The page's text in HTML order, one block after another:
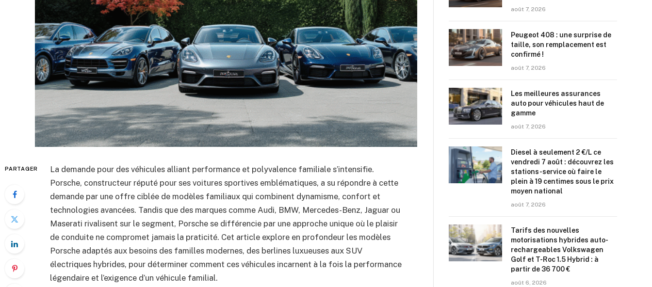
PARTAGER
La demande pour des véhicules alliant performance et polyvalence familiale s’intensifie.
Porsche, constructeur réputé pour ses voitures sportives emblématiques, a su répondre à cette
demande par une offre ciblée de modèles familiaux qui combinent dynamisme, confort et
technologies avancées. Tandis que des marques comme Audi, BMW, Mercedes-Benz, Jaguar ou
Maserati rivalisent sur le segment, Porsche se différencie par une approche unique où le plaisir
de conduite ne compromet jamais la praticité. Cet article explore en profondeur les modèles
Porsche adaptés aux besoins des familles modernes, des berlines luxueuses aux SUV
électriques hybrides, pour déterminer comment ces véhicules incarnent à la fois la performance
légendaire et l’exigence d’un véhicule familial.
août 7, 2026
Peugeot 408 : une surprise de
taille, son remplacement est
confirmé !
août 7, 2026
Les meilleures assurances
auto pour véhicules haut de
gamme
août 7, 2026
Diesel à seulement 2 €/L ce
vendredi 7 août : découvrez les
stations-service où faire le
plein à 19 centimes sous le prix
moyen national
août 7, 2026
Tarifs des nouvelles
motorisations hybrides auto-
rechargeables Volkswagen
Golf et T-Roc 1.5 Hybrid : à
partir de 36 700 €
août 6, 2026